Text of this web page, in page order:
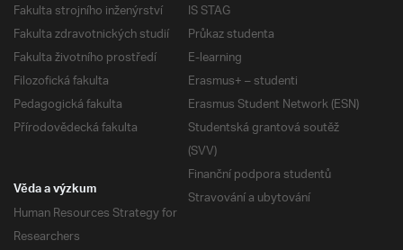
Fakulta strojního inženýrství
Fakulta zdravotnických studií
Fakulta životního prostředí
Filozofická fakulta
Pedagogická fakulta
Přírodovědecká fakulta
IS STAG
Průkaz studenta
E-learning
Erasmus+ – studenti
Erasmus Student Network (ESN)
Studentská grantová soutěž
(SVV)
Finanční podpora studentů
Stravování a ubytování
Věda a výzkum
Human Resources Strategy for
Researchers